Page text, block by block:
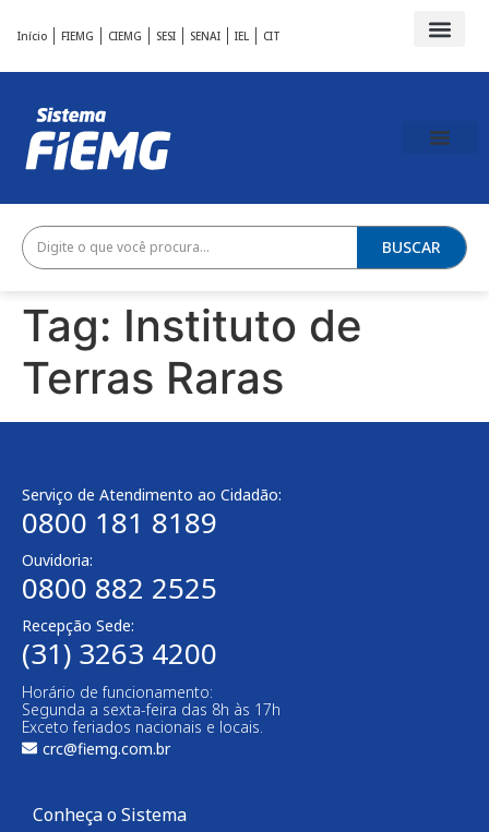
Início FIEMG CIEMG SESI SENAI IEL CIT
BUSCAR
Tag: Instituto de
Terras Raras
Serviço de Atendimento ao Cidadão:
0800 181 8189
Ouvidoria:
0800 882 2525
Recepção Sede:
(31) 3263 4200
Horário de funcionamento:
Segunda a sexta-feira das 8h às 17h
Exceto feriados nacionais e locais.
crc@fiemg.com.br
Conheça o Sistema